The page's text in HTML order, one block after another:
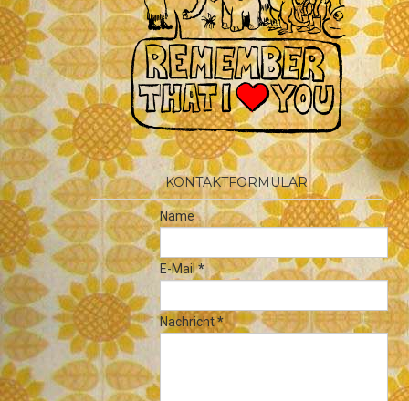
KONTAKTFORMULAR
Name
E-Mail*
Nachricht*